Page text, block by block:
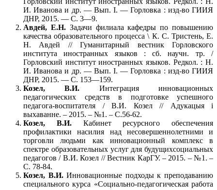
И. Иванова и др. — Вып. I. — Горловка : изд-во ГИИЯ
ДНР, 2015. — С. 3—9.
Авдей, Е.Н.Задачи филиала кафедры по повышению
качества образовательного процесса \ К. С. Тристень, Е.
Н. Авдей // Гуманитарный вестник Горловского
института иностранных языков : сб. научн. тр. /
Горловский институт иностранных языков. Редкол. : Н.
И. Иванова и др. — Вып. I. — Горловка : изд-во ГИИЯ
ДНР, 2015. — С. 153—159.
Козел, В.И. Интеграция инновационных
педагогических средств в подготовке успешного
педагога-воспитателя / В.И. Козел // Адукацыя i
выхаванне. – 2015. – №1. – С.56-62.
Козел, В.И. Кабинет ресурсного обеспечения
профилактики насилия над несовершеннолетними и
торговли людьми как инновационный комплекс в
спектре образовательных услуг для будущихсоциальных
педагогов / В.И. Козел // Вестник КарГУ. – 2015. – №1. –
С. 78-84.
Козел, В.И.Инновационные подходы к преподаванию
специального курса «Социально-педагогическая работа